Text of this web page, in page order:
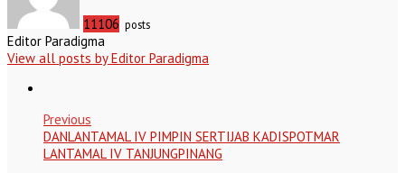
11106 posts
Editor Paradigma
View all posts by Editor Paradigma
Previous
DANLANTAMAL IV PIMPIN SERTIJAB KADISPOTMAR
LANTAMAL IV TANJUNGPINANG